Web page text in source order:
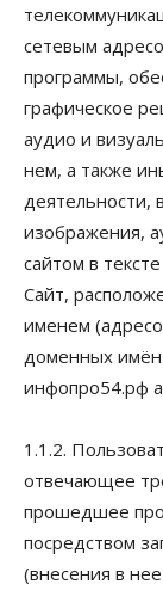
сетевым
программы,
графическое
аудио и
нем, а также
деятельности,
изображения,
сайтом в
Сайт,
именем
доменных
инфопро54.рф
1.1.2.
отвечающее
прошедшее
посредством
(внесения в